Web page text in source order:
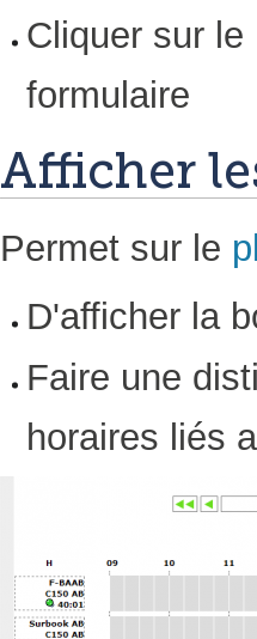
Cliquer sur
formulaire
Afficher
Permet sur le
D'afficher la
Faire une
horaires liés